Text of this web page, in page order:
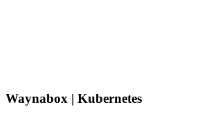
Waynabox | Kubernetes